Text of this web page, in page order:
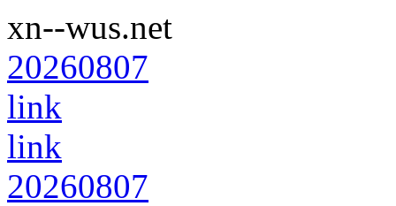
xn--wus.net
20260807
link
link
20260807